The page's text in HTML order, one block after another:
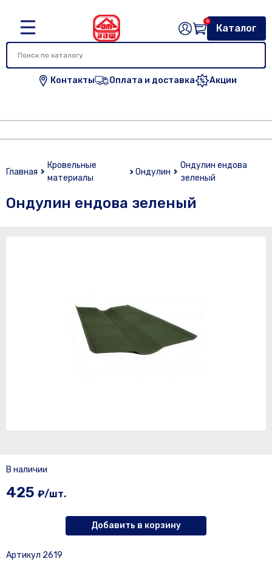
Контакты Оплата и доставка Акции
Каталог
0
Главная
Кровельные
материалы
Ондулин
Ондулин ендова
зеленый
Ондулин ендова зеленый
В наличии
425 ₽/шт.
Добавить в корзину
Артикул 2619